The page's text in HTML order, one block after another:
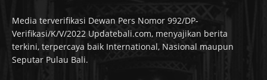
Media terverifikasi Dewan Pers Nomor 992/DP-
Verifikasi/K/V/2022 Updatebali.com, menyajikan berita
terkini, terpercaya baik International, Nasional maupun
Seputar Pulau Bali.